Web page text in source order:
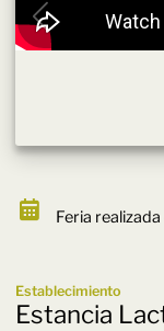
Feria
Establecimiento
Estancia